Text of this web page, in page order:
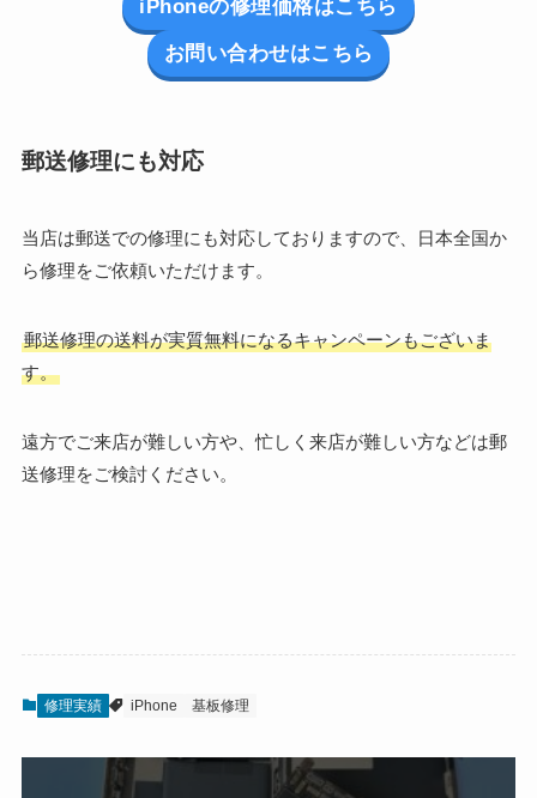
iPhoneの修理価格はこちら
お問い合わせはこちら
郵送修理にも対応
当店は郵送での修理にも対応しておりますので、日本全国か
ら修理をご依頼いただけます。
郵送修理の送料が実質無料になるキャンペーンもございま
す。
遠方でご来店が難しい方や、忙しく来店が難しい方などは郵
送修理をご検討ください。
修理実績 iPhone 基板修理